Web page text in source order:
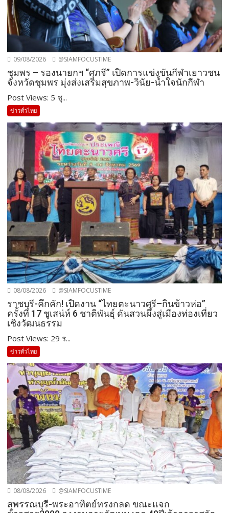
09/08/2026 @SIAMFOCUSTIME
ชุมพร – รองนายกฯ “ศุภจี” เปิดการแข่งขันกีฬาเยาวชน
จังหวัดชุมพร มุ่งส่งเสริมสุขภาพ-วินัย-น้ำใจนักกีฬา
Post Views: 5 ชุ...
ข่าวทั่วไทย
08/08/2026 @SIAMFOCUSTIME
ราชบุรี-คึกคัก! เปิดงาน “ไทยตะนาวศรี–กินข้าวห่อ”
ครั้งที่ 17 ชูเสน่ห์ 6 ชาติพันธุ์ ดันสวนผึ้งสู่เมืองท่องเที่ยว
เชิงวัฒนธรรม
Post Views: 29 ร...
ข่าวทั่วไทย
08/08/2026 @SIAMFOCUSTIME
สุพรรณบุรี-พระอาทิตย์ทรงกลด ขณะแจก